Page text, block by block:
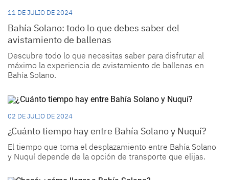
11 DE JULIO DE 2024
Bahía Solano: todo lo que debes saber del
avistamiento de ballenas
Descubre todo lo que necesitas saber para disfrutar al
máximo la experiencia de avistamiento de ballenas en
Bahía Solano.
02 DE JULIO DE 2024
¿Cuánto tiempo hay entre Bahía Solano y Nuquí?
El tiempo que toma el desplazamiento entre Bahía Solano
y Nuquí depende de la opción de transporte que elijas.